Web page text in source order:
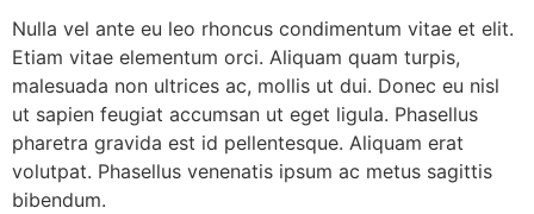
Nulla vel ante eu leo rhoncus condimentum vitae et elit.
Etiam vitae elementum orci. Aliquam quam turpis,
malesuada non ultrices ac, mollis ut dui. Donec eu nisl
ut sapien feugiat accumsan ut eget ligula. Phasellus
pharetra gravida est id pellentesque. Aliquam erat
volutpat. Phasellus venenatis ipsum ac metus sagittis
bibendum.